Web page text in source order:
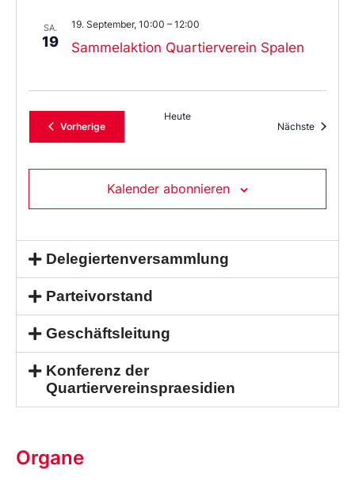
SA.
19 Sammelaktion Quartierverein Spalen
19. September, 10:00 – 12:00
VorherigeVeranstaltungen
Heute
Nächste
Kalender abonnieren
Delegiertenversammlung
Parteivorstand
Geschäftsleitung
Konferenz der
Quartiervereinspraesidien
Organe